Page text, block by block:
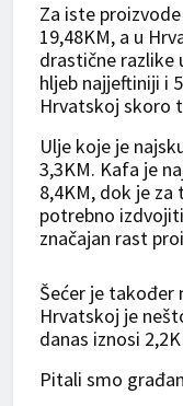
Za iste
19,48KM, a u
drastične razlike
hljeb najjeftiniji i
Hrvatskoj skoro
Ulje koje je
3,3KM. Kafa je
8,4KM, dok je
potrebno
značajan rast
Šećer je također
Hrvatskoj je
danas iznosi
Pitali smo